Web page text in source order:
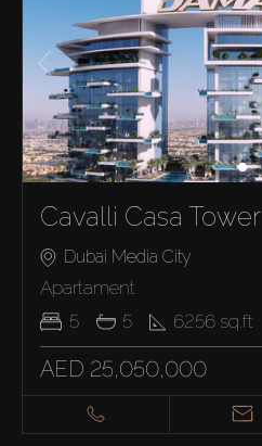
Cavalli Casa Tower
Dubai Media City
Apartament
5
5 6256 sq.ft
AED 25,050,000